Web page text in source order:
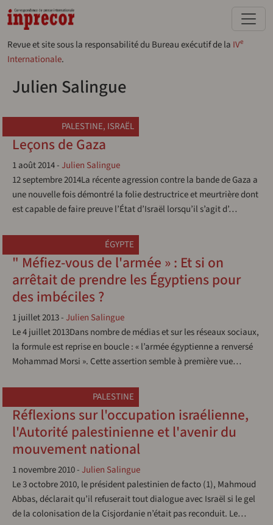
Aller au contenu principal
Revue et site sous la responsabilité du Bureau exécutif de la IVe
Internationale.
Julien Salingue
PALESTINE, ISRAËL
Leçons de Gaza
1 août 2014-Julien Salingue
12 septembre 2014La récente agression contre la bande de Gaza a
une nouvelle fois démontré la folie destructrice et meurtrière dont
est capable de faire preuve l’État d’Israël lorsqu’il s’agit d’…
ÉGYPTE
" Méfiez-vous de l'armée » : Et si on
arrêtait de prendre les Égyptiens pour
des imbéciles ?
1 juillet 2013-Julien Salingue
Le 4 juillet 2013Dans nombre de médias et sur les réseaux sociaux,
la formule est reprise en boucle : « l’armée égyptienne a renversé
Mohammad Morsi ». Cette assertion semble à première vue…
PALESTINE
Réflexions sur l'occupation israélienne,
l'Autorité palestinienne et l'avenir du
mouvement national
1 novembre 2010-Julien Salingue
Le 3 octobre 2010, le président palestinien de facto (1), Mahmoud
Abbas, déclarait qu’il refuserait tout dialogue avec Israël si le gel
de la colonisation de la Cisjordanie n’était pas reconduit. Le…